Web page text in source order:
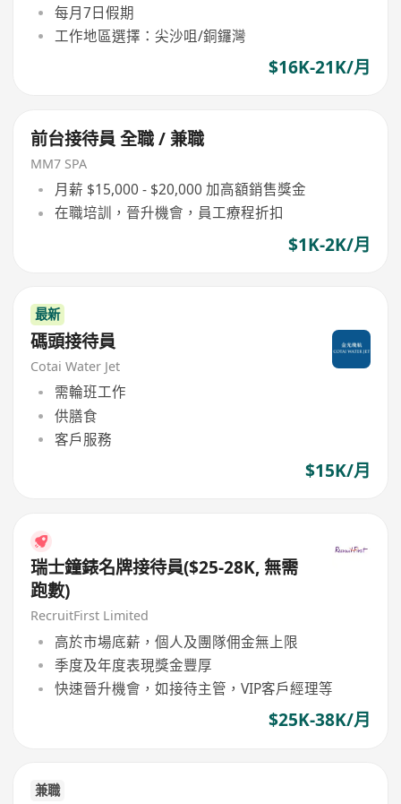
每月7日假期
工作地區選擇：尖沙咀/銅鑼灣
$16K-21K/月
前台接待員 全職 / 兼職
MM7 SPA
月薪 $15,000 - $20,000 加高額銷售獎金
在職培訓，晉升機會，員工療程折扣
$1K-2K/月
最新
碼頭接待員
Cotai Water Jet
需輪班工作
供膳食
客戶服務
$15K/月
瑞士鐘錶名牌接待員($25-28K, 無需
跑數)
RecruitFirst Limited
高於市場底薪，個人及團隊佣金無上限
季度及年度表現獎金豐厚
快速晉升機會，如接待主管，VIP客戶經理等
$25K-38K/月
兼職